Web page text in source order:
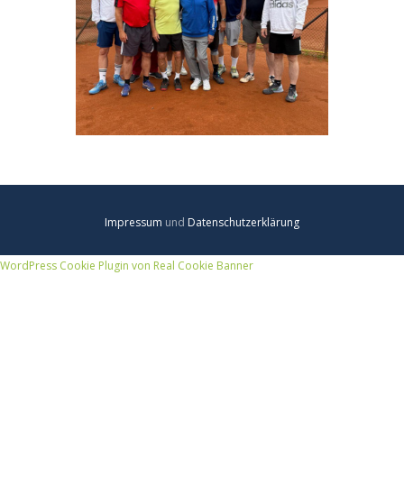
Impressum und Datenschutzerklärung
WordPress Cookie Plugin von Real Cookie Banner